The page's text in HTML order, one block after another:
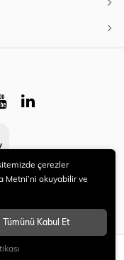
saklıdır.
çerezler
Metni’ni okuyabilir ve
Tümünü Kabul Et